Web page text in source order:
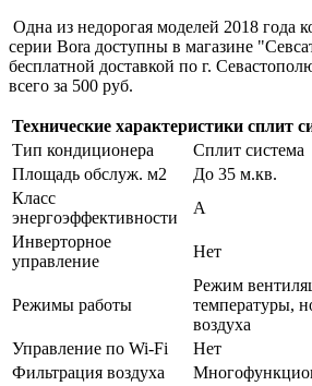
Одна из недорогая моделей 2018 года
серии Bora доступны в магазине
бесплатной доставкой по г.
всего за 500 руб.
Технические характеристики сплит
Тип кондиционера
Сплит система
Площадь обслуж. м2
До 35 м.кв.
Класс
энергоэффективности
А
Инверторное
управление
Нет
Режимы работы
Режим
температуры,
воздуха
Управление по Wi-Fi
Нет
Фильтрация воздуха